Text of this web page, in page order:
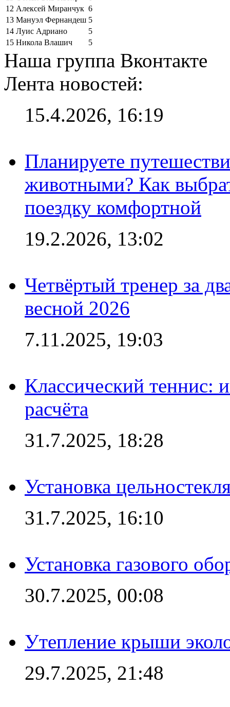
12 Алексей Миранчук 6
13 Мануэл Фернандеш 5
14 Луис Адриано
5
15 Никола Влашич 5
Наша группа Вконтакте
Лента новостей:
15.4.2026, 16:19
Планируете
животными? Как
поездку комфортной
19.2.2026, 13:02
Четвёртый тренер за
весной 2026
7.11.2025, 19:03
Классический теннис:
расчёта
31.7.2025, 18:28
Установка
31.7.2025, 16:10
Установка газового
30.7.2025, 00:08
Утепление крыши
29.7.2025, 21:48